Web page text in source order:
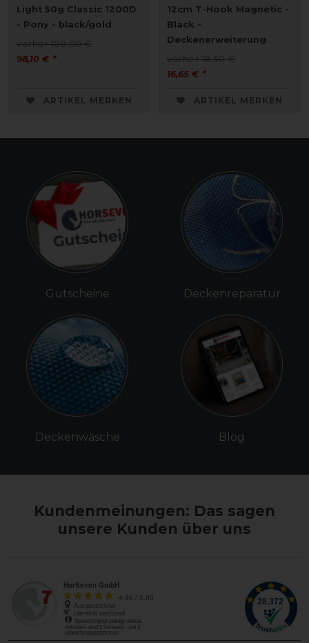
Light 50g Classic 1200D
- Pony - black/gold
vorher 109,00 €
98,10 € *
ARTIKEL MERKEN
12cm T-Hook Magnetic -
Black -
Deckenerweiterung
vorher 18,50 €
16,65 € *
ARTIKEL MERKEN
Gutscheine
Deckenwäsche
Deckenreparatur
Blog
Kundenmeinungen: Das sagen
unsere Kunden über uns